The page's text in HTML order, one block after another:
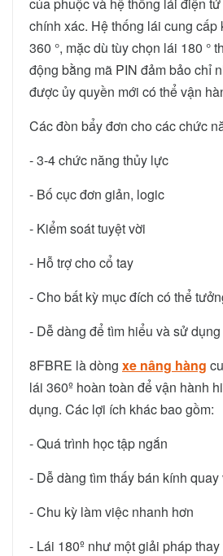
chính xác. Hệ thống lái cung cấp
360 °, mặc dù tùy chọn lái 180 °
động bằng mã PIN đảm bảo chỉ
được ủy quyền mới có thể vận
Các đòn bẩy đơn cho các chức
- 3-4 chức năng thủy lực
- Bố cục đơn giản, logic
- Kiểm soát tuyệt vời
- Hỗ trợ cho cổ tay
- Cho bất kỳ mục đích có thể
- Dễ dàng để tìm hiểu và sử dụng
8FBRE là dòng xe nâng hàng
lái 360º hoàn toàn để vận hành
dụng. Các lợi ích khác bao gồm:
- Quá trình học tập ngắn
- Dễ dàng tìm thấy bán kính
- Chu kỳ làm việc nhanh hơn
- Lái 180º như một giải pháp thay